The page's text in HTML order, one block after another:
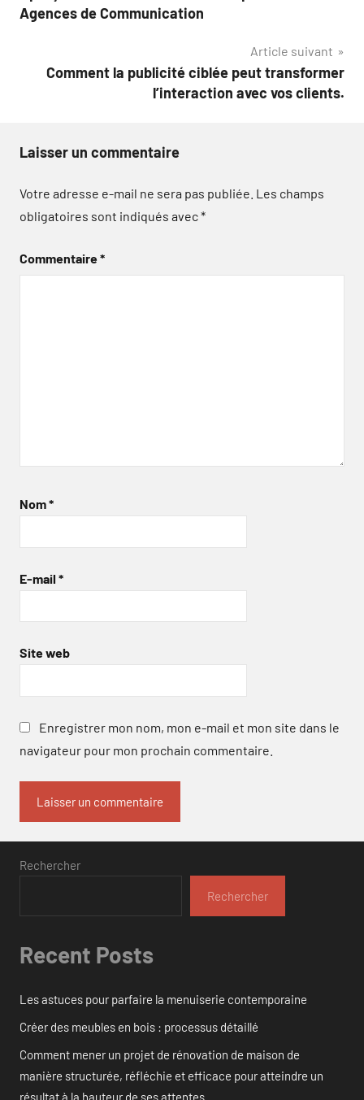
de
Agences de Communication
Article suivant
Comment la publicité ciblée peut transformer
l’interaction avec vos clients.
Laisser un commentaire
Votre adresse e-mail ne sera pas publiée. Les champs
obligatoires sont indiqués avec*
Commentaire*
Nom*
E-mail *
Site web
Enregistrer mon nom, mon e-mail et mon site dans le
navigateur pour mon prochain commentaire.
Rechercher
Rechercher
Recent Posts
Les astuces pour parfaire la menuiserie contemporaine
Créer des meubles en bois : processus détaillé
Comment mener un projet de rénovation de maison de
manière structurée, réfléchie et efficace pour atteindre un
résultat à la hauteur de ses attentes